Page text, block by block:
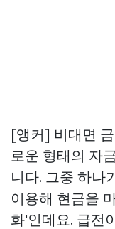
[앵커] 비대면
로운 형태의 자
니다. 그중 하나
이용해 현금을
화'인데요. 급전